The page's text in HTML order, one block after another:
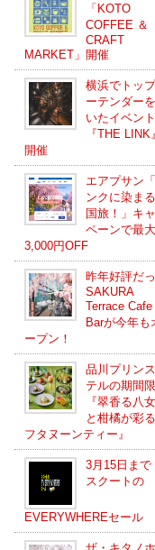
「KOTO
COFFEE ＆
CRAFT
MARKET」開催
横浜でトッ
ーテンダー
いたイベント
『THE LINK』
開催
エアプサン
ンクに染ま
国旅！」キ
ペーンで最大
3,000円OFF
昨年好評だ
SAKURA
Terrace Cafe
Barが今年も
ープン！
品川プリン
テルの期間
『翠香る八
と柑橘が彩
フタヌーンティー』
3月15日まで
スクートの
EVERYWHEREセール